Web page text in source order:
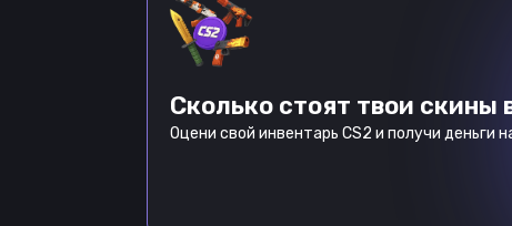
Сколько стоят твои скины
Оцени свой инвентарь CS2 и получи деньги